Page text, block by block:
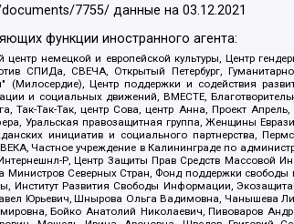
7755/ данные на03.12.2021
функции иностранного агента:
немецкой и европейской культуры, Центр
СПИДа, СВЕЧА, Открытый Петербург,
(Милосердие), Центр поддержки и содействия
и социальных движений, ВМЕСТЕ,
Так-Так-Так, центр Сова, центр Анна, Проект
Уральская правозащитная группа, Женщины
инициатив и социального партнерства,
Частное учреждение в Калининграде по
Р, Центр Защиты Прав Средств Массовой
Министров Северных Стран, Фонд поддержки
Институт Развития Свободы Информации,
Юрьевич, Шнырова Ольга Вадимовна, Чанышева
Бойко Анатолий Николаевич, Пивоваров